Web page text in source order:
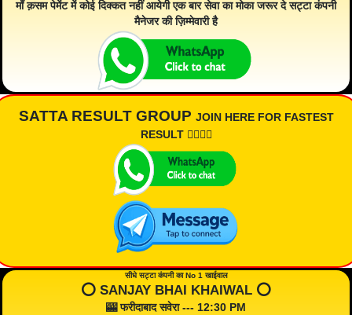
माँ क़सम पेमेंट में कोई दिक्कत नहीं आयेगी एक बार सेवा का मोका जरूर दे सट्टा कंपनी
मैनेजर की ज़िम्मेवारी है
SATTA RESULT GROUP JOIN HERE FOR FASTEST
RESULT 👇🏾👇🏾
सीधे सट्टा कंपनी का No 1 खाईवाल
⭕️ SANJAY BHAI KHAIWAL ⭕️
🎰 फरीदाबाद सवेरा --- 12:30 PM